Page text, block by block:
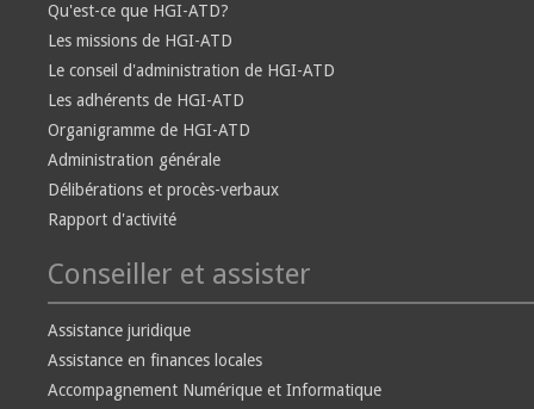
Qu'est-ce que HGI-ATD?
Les missions de HGI-ATD
Le conseil d'administration de HGI-ATD
Les adhérents de HGI-ATD
Organigramme de HGI-ATD
Administration générale
Délibérations et procès-verbaux
Rapport d'activité
Conseiller et assister
Assistance juridique
Assistance en finances locales
Accompagnement Numérique et Informatique